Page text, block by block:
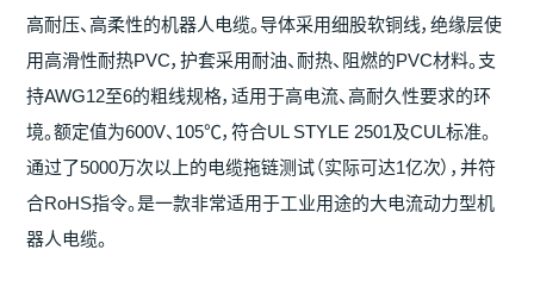
高耐压、高柔性的机器人电缆。导体采用细股软铜线，绝缘层使
用高滑性耐热PVC，护套采用耐油、耐热、阻燃的PVC材料。支
持AWG12至6的粗线规格，适用于高电流、高耐久性要求的环
境。额定值为600V、105℃，符合UL STYLE 2501及CUL标准。
通过了5000万次以上的电缆拖链测试（实际可达1亿次），并符
合RoHS指令。是一款非常适用于工业用途的大电流动力型机
器人电缆。